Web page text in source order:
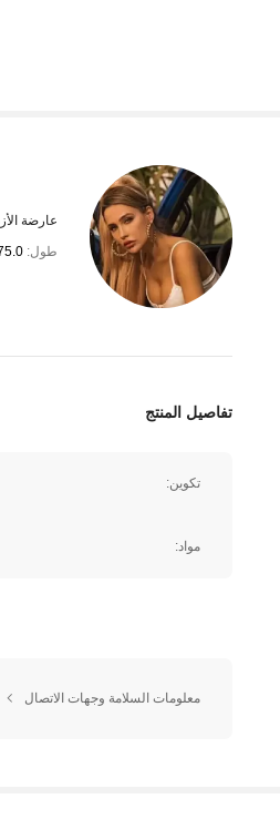
عارضة
طول:
تفاصيل المنتج
تكوين:
مواد:
معلومات السلامة وجهات الاتصال